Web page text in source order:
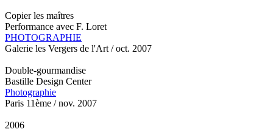
Copier les maîtres
Performance avec F. Loret
PHOTOGRAPHIE
Galerie les Vergers de l'Art / oct. 2007
Double-gourmandise
Bastille Design Center
Photographie
Paris 11ème / nov. 2007
2006